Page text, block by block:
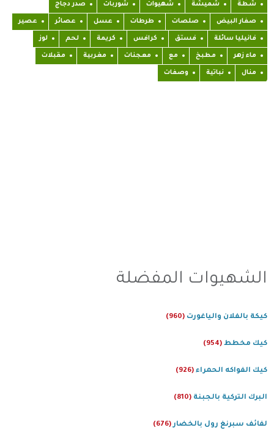
شطة شميشة شهيوات شوربات صدر دجاج
صفار البيض صلصات طرطات عسل عصائر عصير
فانيليا سائلة فستق كرافس كريمة لحم لوز
ماء زهر مطبخ مع معجنات مغربية مقبلات
منال نباتية وصفات
الشهيوات المفضلة
كيكة بالفلان والياغورت (960)
كيك مخطط (954)
كيك الفواكه الحمراء (926)
البرك التركية بالجبنة (810)
لفائف سبرنغ رول بالخضار(676)